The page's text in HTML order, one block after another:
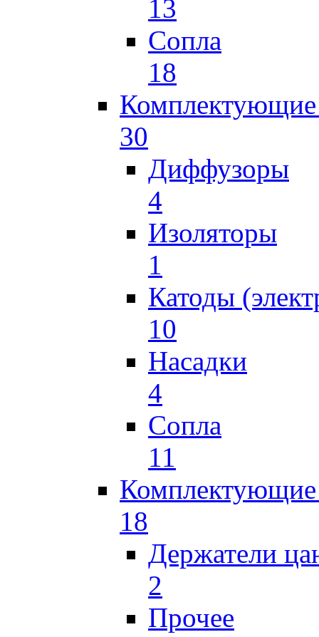
13
Сопла
18
Комплектующие
30
Диффузоры
4
Изоляторы
1
Катоды
10
Насадки
4
Сопла
11
18
Держатели
2
Прочее